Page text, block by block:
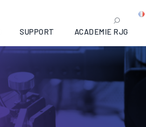
SUPPORT ACADEMIE RJG